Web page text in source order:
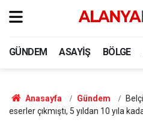
GÜNDEM ASAYIŞ BÖLGE
Anasayfa Gündem
eserler çıkmıştı, 5 yıldan 10 yıla